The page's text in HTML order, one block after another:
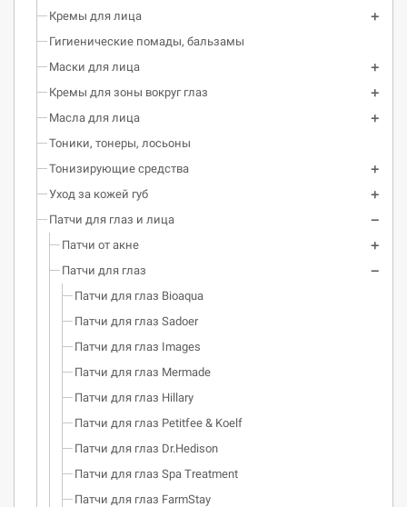
Кремы для лица
Гигиенические помады, бальзамы
Маски для лица
Кремы для зоны вокруг глаз
Масла для лица
Тоники, тонеры, лосьоны
Тонизирующие средства
Уход за кожей губ
Патчи для глаз и лица
Патчи от акне
Патчи для глаз
Патчи для глаз Bioaqua
Патчи для глаз Sadoer
Патчи для глаз Images
Патчи для глаз Mermade
Патчи для глаз Hillary
Патчи для глаз Petitfee & Koelf
Патчи для глаз Dr.Hedison
Патчи для глаз Spa Treatment
Патчи для глаз FarmStay